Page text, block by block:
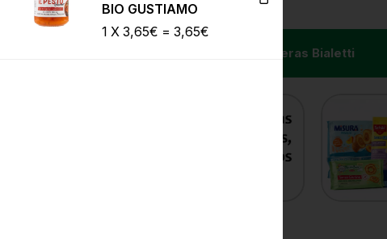
Cafeteras Bialetti
BIO GUSTIAMO
1 X 3,65€ = 3,65€